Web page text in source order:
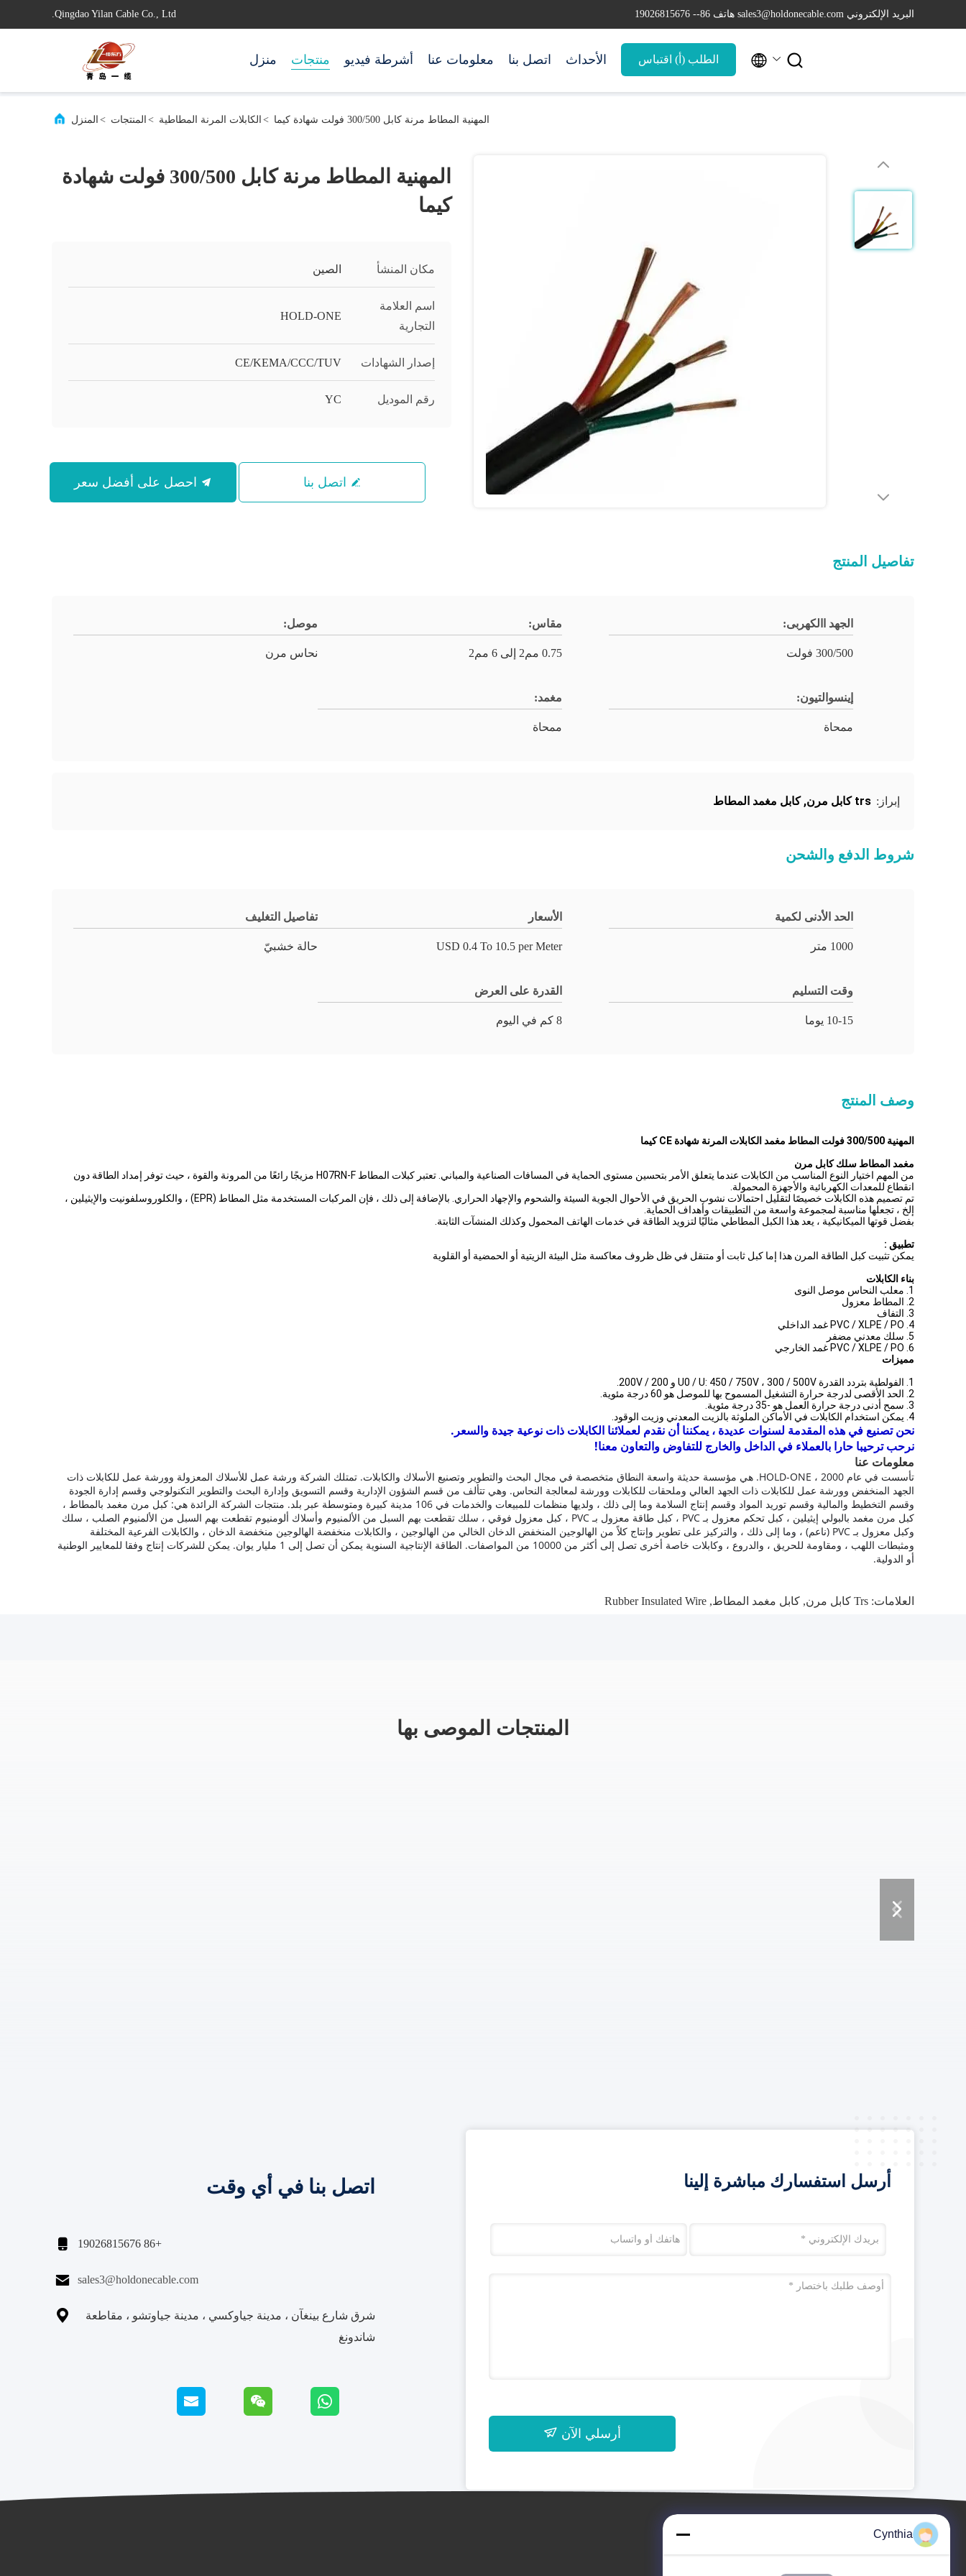
Qingdao Yilan Cable Co., Ltd. البريد الإلكتروني sales3@holdonecable.com هاتف 86-- 19026815676
منزل منتجات أشرطة فيديو معلومات عنا اتصل بنا الأحداث الطلب (أ) اقتباس  
المنزل > المنتجات > الكابلات المرنة المطاطية > المهنية المطاط مرنة كابل 300/500 فولت شهادة كيما
المهنية المطاط مرنة كابل 300/500 فولت شهادة
كيما
مكان المنشأ الصين
اسم العلامة
التجارية
HOLD-ONE
إصدار الشهادات CE/KEMA/CCC/TUV
رقم الموديل YC
اتصل بنا
تفاصيل المنتج
الجهد االكهربى:
300/500 فولت
مقاس:
0.75 مم2 إلى 6 مم2
موصل:
نحاس مرن
إينسوالتيون:
ممحاة
مغمد:
ممحاة
إبراز: trs كابل مرن ,كابل مغمد المطاط
شروط الدفع والشحن
الحد الأدنى لكمية
1000 متر
الأسعار
USD 0.4 To 10.5 per Meter
تفاصيل التغليف
حالة خشبيّ
وقت التسليم
10-15 يوما
القدرة على العرض
8 كم في اليوم
وصف المنتج
المهنية 300/500 فولت المطاط مغمد الكابلات المرنة شهادة CE كيما
مغمد المطاط سلك كابل مرن
من المهم اختيار النوع المناسب من الكابلات عندما يتعلق الأمر بتحسين مستوى الحماية في المسافات الصناعية والمباني. تعتبر كبلات المطاط H07RN-F مزيجًا رائعًا من المرونة والقوة ، حيث توفر إمداد الطاقة دون
انقطاع للمعدات الكهربائية والأجهزة المحمولة.
تم تصميم هذه الكابلات خصيصًا لتقليل احتمالات نشوب الحريق في الأحوال الجوية السيئة والشحوم والإجهاد الحراري. بالإضافة إلى ذلك ، فإن المركبات المستخدمة مثل المطاط (EPR) ، والكلوروسلفونيت والإيثيلين ،
إلخ ، تجعلها مناسبة لمجموعة واسعة من التطبيقات وأهداف الحماية.
بفضل قوتها الميكانيكية ، يعد هذا الكبل المطاطي مثاليًا لتزويد الطاقة في خدمات الهاتف المحمول وكذلك المنشآت الثابتة.
تطبيق :
يمكن تثبيت كبل الطاقة المرن هذا إما كبل ثابت أو متنقل في ظل ظروف معاكسة مثل البيئة الزيتية أو الحمضية أو القلوية
بناء الكابلات
1. معلب النحاس موصل النوى
2. المطاط معزول
3. التفاف
4. PVC / XLPE / PO غمد الداخلي
5. سلك معدني مضفر
6. PVC / XLPE / PO غمد الخارجي
مميزات
1. الفولطية بتردد القدرة U0 / U: 450 / 750V ، 300 / 500V و 200 / 200V.
2. الحد الأقصى لدرجة حرارة التشغيل المسموح بها للموصل هو 60 درجة مئوية.
3. سمح أدنى درجة حرارة العمل هو -35 درجة مئوية.
4. يمكن استخدام الكابلات في الأماكن الملوثة بالزيت المعدني وزيت الوقود.
نحن تصنيع في هذه المقدمة لسنوات عديدة ، يمكننا أن نقدم لعملائنا الكابلات ذات نوعية جيدة والسعر.
نرحب ترحيبا حارا بالعملاء في الداخل والخارج للتفاوض والتعاون معنا!
معلومات عنا
تأسست في عام 2000 ، HOLD-ONE. هي مؤسسة حديثة واسعة النطاق متخصصة في مجال البحث والتطوير وتصنيع الأسلاك والكابلات. تمتلك الشركة ورشة عمل للأسلاك المعزولة وورشة عمل للكابلات ذات
الجهد المنخفض وورشة عمل للكابلات ذات الجهد العالي وملحقات للكابلات وورشة لمعالجة النحاس. وهي تتألف من قسم الشؤون الإدارية وقسم التسويق وإدارة البحث والتطوير التكنولوجي وقسم إدارة الجودة
وقسم التخطيط والمالية وقسم توريد المواد وقسم إنتاج السلامة وما إلى ذلك ، ولديها منظمات للمبيعات والخدمات في 106 مدينة كبيرة ومتوسطة عبر بلد.
منتجات الشركة الرائدة هي: كبل مرن مغمد بالمطاط ،
كبل مرن مغمد بالبولي إيثيلين ، كبل تحكم معزول بـ PVC ، كبل طاقة معزول بـ PVC ، كبل معزول فوقي ، سلك تقطعت بهم السبل من الألمنيوم وأسلاك ألومنيوم تقطعت بهم السبل من الألمنيوم الصلب ، سلك
وكبل معزول بـ PVC (ناعم) ، وما إلى ذلك ، والتركيز على تطوير وإنتاج كلاً من الهالوجين المنخفض الدخان الخالي من الهالوجين ، والكابلات منخفضة الهالوجين منخفضة الدخان ، والكابلات الفرعية المختلفة
ومثبطات اللهب ، ومقاومة للحريق ، والدروع ، وكابلات خاصة أخرى تصل إلى أكثر من 10000 من المواصفات.
الطاقة الإنتاجية السنوية يمكن أن تصل إلى 1 مليار يوان.
يمكن للشركات إنتاج وفقا للمعايير الوطنية
أو الدولية.
العلامات: Trs كابل مرن , كابل مغمد المطاط,
Rubber Insulated Wire
المنتجات الموصى بها
اتصل بنا في أي وقت
 +86 19026815676
 sales3@holdonecable.com

شرق شارع بينغآن ، مدينة جياوكسي ، مدينة جياوتشو ، مقاطعة
شاندونغ
أرسل استفسارك مباشرة إلينا
أرسلي الآن
Cynthia